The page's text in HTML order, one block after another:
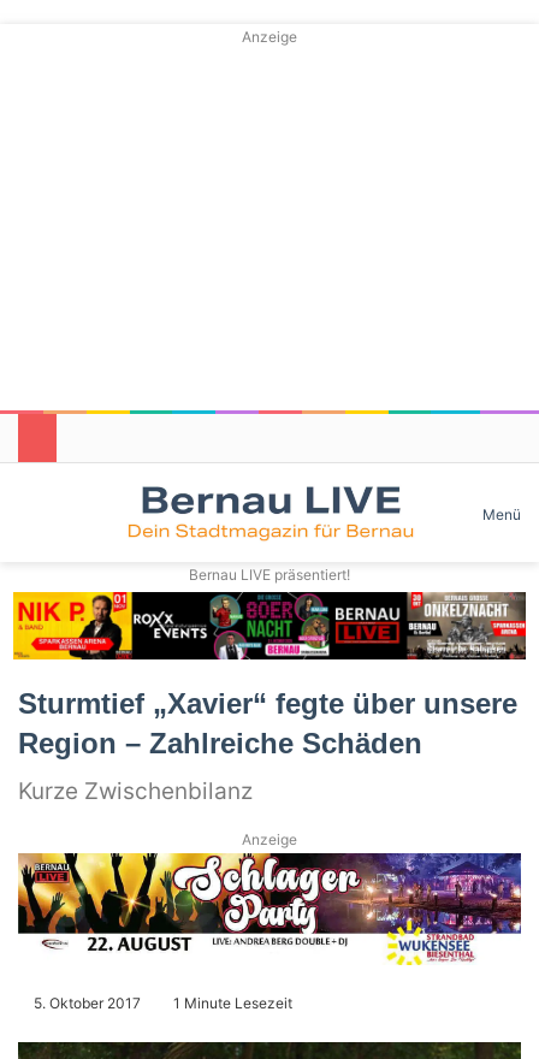
Anzeige
Skin umschalten Menü
Bernau LIVE präsentiert!
Sturmtief „Xavier“ fegte über unsere
Region – Zahlreiche Schäden
Kurze Zwischenbilanz
Anzeige
5. Oktober 2017 1 Minute Lesezeit